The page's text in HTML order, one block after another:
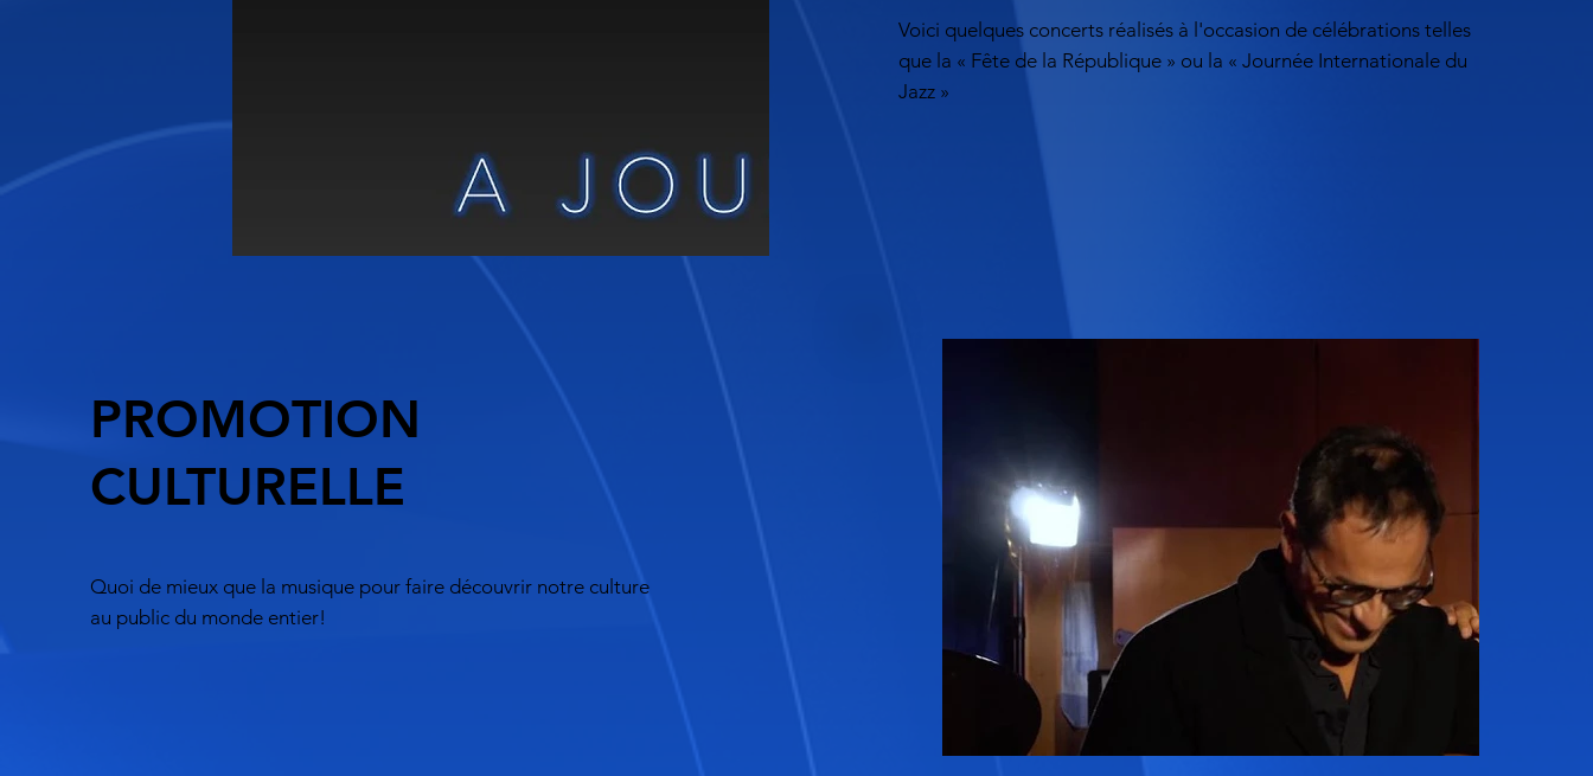
Voici quelques concerts réalisés à l'occasion de célébrations telles
que la « Fête de la République » ou la « Journée Internationale du
Jazz »
PROMOTION
CULTURELLE
Quoi de mieux que la musique pour faire découvrir notre culture
au public du monde entier!